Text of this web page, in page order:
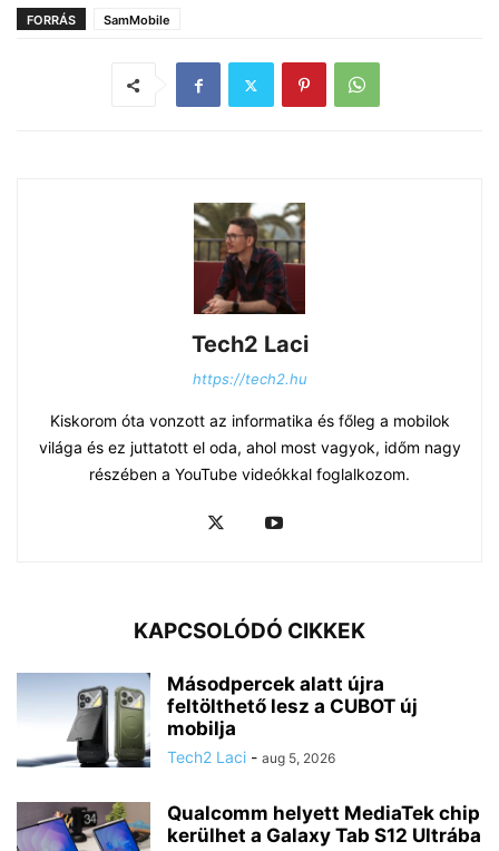
FORRÁS SamMobile
Tech2 Laci
https://tech2.hu
Kiskorom óta vonzott az informatika és főleg a mobilok
világa és ez juttatott el oda, ahol most vagyok, időm nagy
részében a YouTube videókkal foglalkozom.
KAPCSOLÓDÓ CIKKEK
Másodpercek alatt újra
feltölthető lesz a CUBOT új
mobilja
Tech2 Laci - aug 5, 2026
Qualcomm helyett MediaTek chip
kerülhet a Galaxy Tab S12 Ultrába